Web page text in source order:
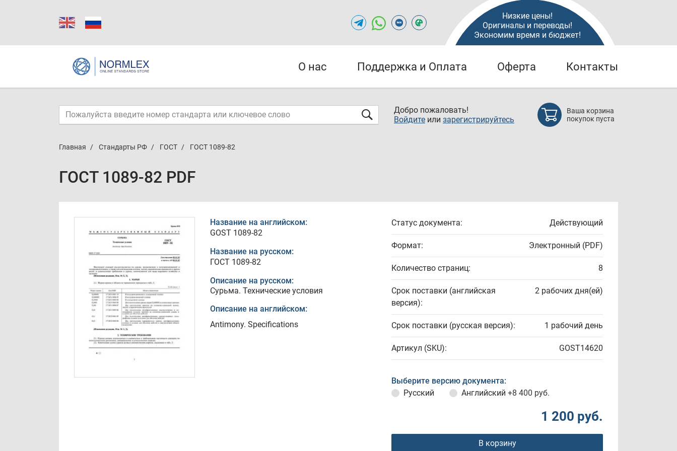
Низкие цены!
Оригиналы и переводы!
Экономим время и бюджет!
О нас Поддержка и Оплата Оферта Контакты
Добро пожаловать!
Войдите или зарегистрируйтесь
Ваша корзина
покупок пуста
Главная Стандарты РФ ГОСТ ГОСТ 1089-82
ГОСТ 1089-82 PDF
Название на английском:
GOST 1089-82
Название на русском:
ГОСТ 1089-82
Описание на русском:
Сурьма. Технические условия
Описание на английском:
Antimony. Specifications
Статус документа: Действующий
Формат: Электронный (PDF)
Количество страниц: 8
Срок поставки (английская
версия):
2 рабочих дня(ей)
Срок поставки (русская версия): 1 рабочий день
Артикул (SKU): GOST14620
Выберите версию документа:
Русский
Английский +8 400 руб.
1 200 руб.
В корзину